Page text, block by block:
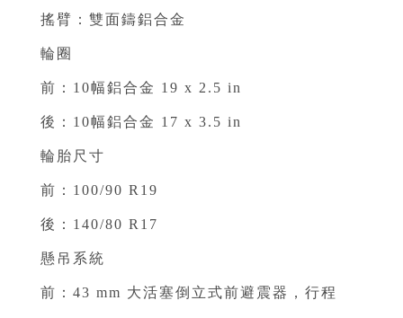
搖臂：雙面鑄鋁合金 ⁣⁣
輪圈⁣⁣
前：10幅鋁合金 19 x 2.5 in ⁣⁣
後：10幅鋁合金 17 x 3.5 in ⁣⁣
輪胎尺寸⁣⁣
前：100/90 R19 ⁣⁣
後：140/80 R17 ⁣⁣
懸吊系統 ⁣⁣
前：43 mm 大活塞倒立式前避震器，行程